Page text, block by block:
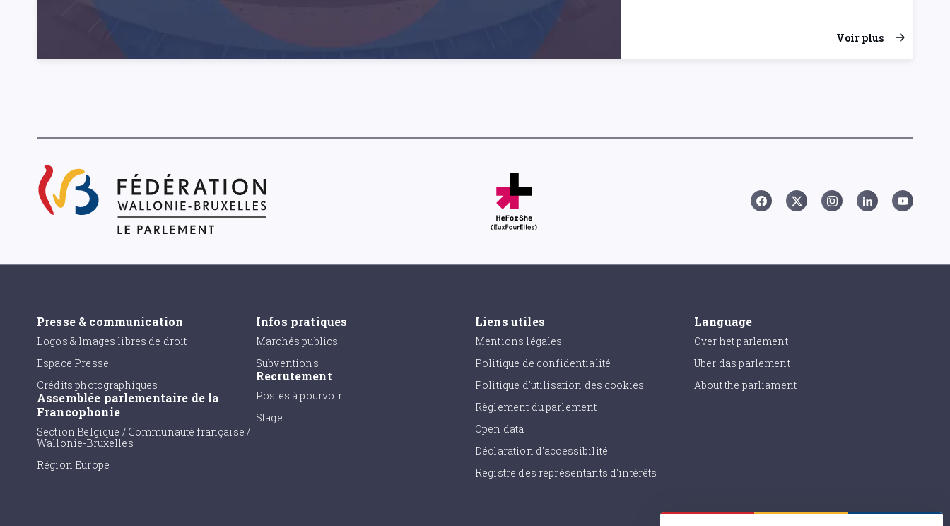
Voir plus
Presse & communication
Logos & Images libres de droit
Espace Presse
Crédits photographiques
Assemblée parlementaire de la
Francophonie
Section Belgique / Communauté française /
Wallonie-Bruxelles
Région Europe
Infos pratiques
Marchés publics
Subventions
Recrutement
Postes à pourvoir
Stage
Liens utiles
Mentions légales
Politique de confidentialité
Politique d'utilisation des cookies
Règlement du parlement
Open data
Déclaration d'accessibilité
Registre des représentants d'intérêts
Language
Over het parlement
Uber das parlement
About the parliament